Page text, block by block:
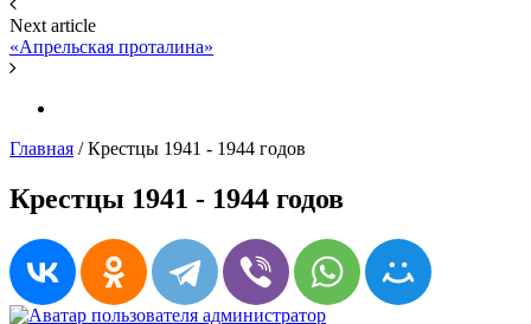
Next article
«Апрельская проталина»
Главная /Крестцы 1941 - 1944 годов
Крестцы 1941 - 1944 годов